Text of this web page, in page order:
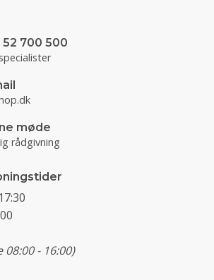
700 500
møde
rådgivning
08:00 - 16:00)